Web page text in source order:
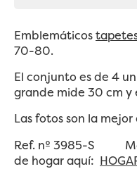
Emblemáticos
70-80.
El conjunto es de 4
grande mide 30 cm y
Las fotos son la
Ref. nº 3985-S
de hogar aquí: